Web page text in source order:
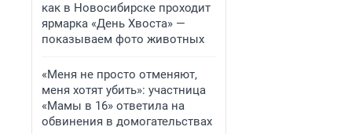
как в Новосибирске проходит
ярмарка «День Хвоста» —
показываем фото животных
«Меня не просто отменяют,
меня хотят убить»: участница
«Мамы в 16» ответила на
обвинения в домогательствах